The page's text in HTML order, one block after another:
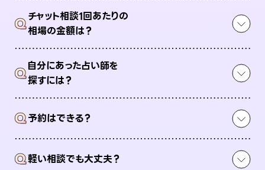
Qチャット相談1回あたりの
相場の金額は？
Q自分にあった占い師を
探すには？
Q予約はできる？
Q軽い相談でも大丈夫？